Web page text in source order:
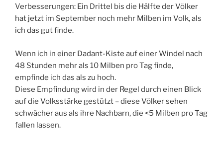
Verbesserungen: Ein Drittel bis die Hälfte der Völker
hat jetzt im September noch mehr Milben im Volk, als
ich das gut finde.
Wenn ich in einer Dadant-Kiste auf einer Windel nach
48 Stunden mehr als 10 Milben pro Tag finde,
empfinde ich das als zu hoch.
Diese Empfindung wird in der Regel durch einen Blick
auf die Volksstärke gestützt – diese Völker sehen
schwächer aus als ihre Nachbarn, die <5 Milben pro Tag
fallen lassen.